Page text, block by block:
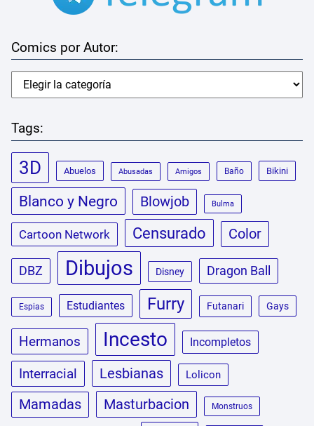
Comics por Autor:
Tags:
3D Abuelos Abusadas Amigos Baño Bikini
Blanco y Negro Blowjob Bulma
Cartoon Network Censurado Color
DBZ Dibujos Disney Dragon Ball
Espias Estudiantes Furry Futanari Gays
Hermanos Incesto Incompletos
Interracial Lesbianas Lolicon
Mamadas Masturbacion Monstruos